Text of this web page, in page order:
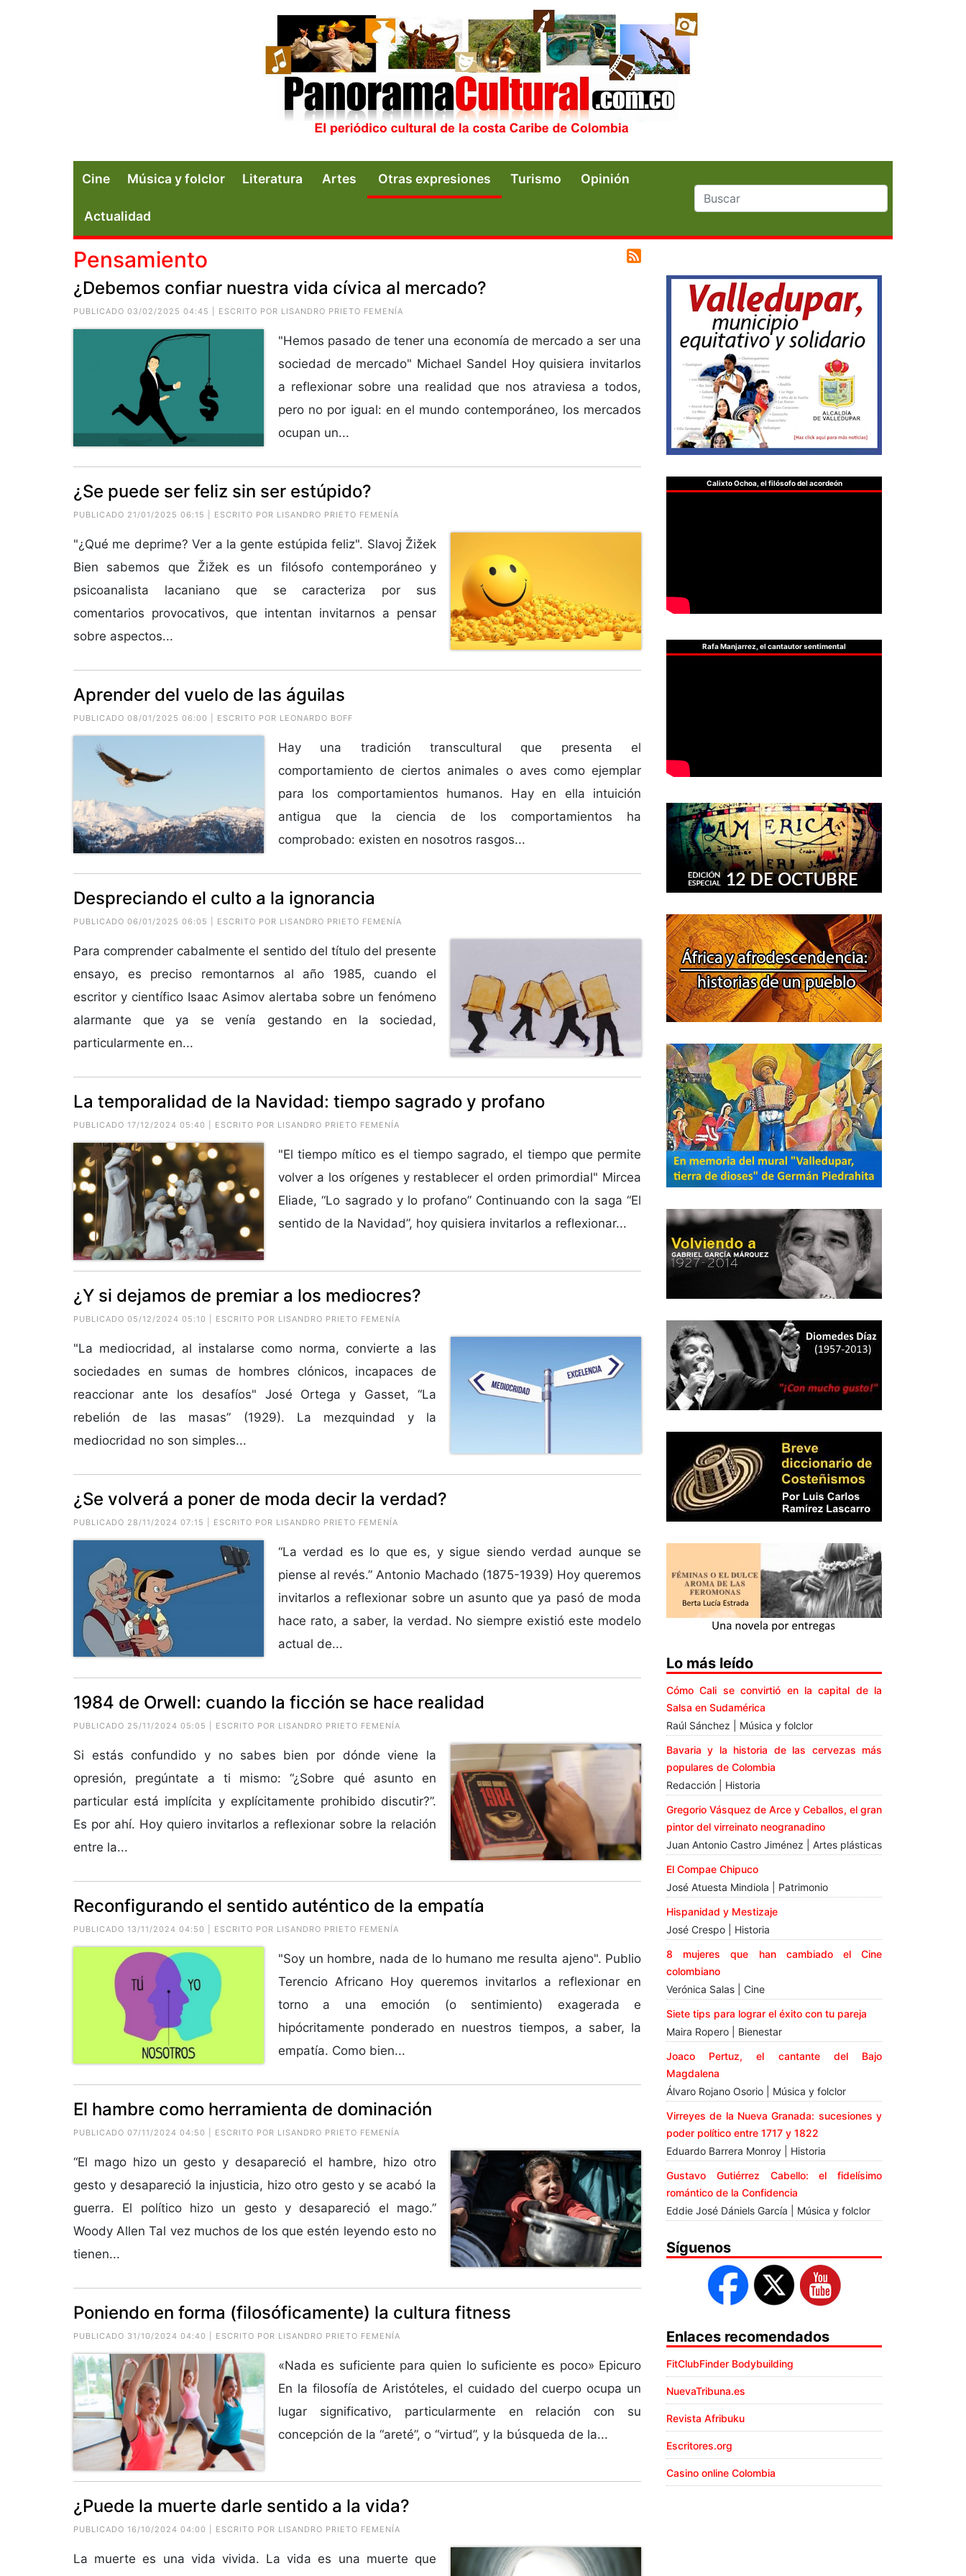
Cine Música y folclor Literatura Artes Otras expresiones Turismo Opinión
Actualidad
Pensamiento
¿Debemos confiar nuestra vida cívica al mercado?
PUBLICADO 03/02/2025 04:45 | ESCRITO POR LISANDRO PRIETO FEMENÍA
"Hemos pasado de tener una economía de mercado a ser una
sociedad de mercado" Michael Sandel Hoy quisiera invitarlos
a reflexionar sobre una realidad que nos atraviesa a todos,
pero no por igual: en el mundo contemporáneo, los mercados
ocupan un...
¿Se puede ser feliz sin ser estúpido?
PUBLICADO 21/01/2025 06:15 | ESCRITO POR LISANDRO PRIETO FEMENÍA
"¿Qué me deprime? Ver a la gente estúpida feliz". Slavoj Žižek
Bien sabemos que Žižek es un filósofo contemporáneo y
psicoanalista lacaniano que se caracteriza por sus
comentarios provocativos, que intentan invitarnos a pensar
sobre aspectos...
Aprender del vuelo de las águilas
PUBLICADO 08/01/2025 06:00 | ESCRITO POR LEONARDO BOFF
Hay una tradición transcultural que presenta el
comportamiento de ciertos animales o aves como ejemplar
para los comportamientos humanos. Hay en ella intuición
antigua que la ciencia de los comportamientos ha
comprobado: existen en nosotros rasgos...
Despreciando el culto a la ignorancia
PUBLICADO 06/01/2025 06:05 | ESCRITO POR LISANDRO PRIETO FEMENÍA
Para comprender cabalmente el sentido del título del presente
ensayo, es preciso remontarnos al año 1985, cuando el
escritor y científico Isaac Asimov alertaba sobre un fenómeno
alarmante que ya se venía gestando en la sociedad,
particularmente en...
La temporalidad de la Navidad: tiempo sagrado y profano
PUBLICADO 17/12/2024 05:40 | ESCRITO POR LISANDRO PRIETO FEMENÍA
"El tiempo mítico es el tiempo sagrado, el tiempo que permite
volver a los orígenes y restablecer el orden primordial" Mircea
Eliade, “Lo sagrado y lo profano” Continuando con la saga “El
sentido de la Navidad”, hoy quisiera invitarlos a reflexionar...
¿Y si dejamos de premiar a los mediocres?
PUBLICADO 05/12/2024 05:10 | ESCRITO POR LISANDRO PRIETO FEMENÍA
"La mediocridad, al instalarse como norma, convierte a las
sociedades en sumas de hombres clónicos, incapaces de
reaccionar ante los desafíos" José Ortega y Gasset, “La
rebelión de las masas” (1929). La mezquindad y la
mediocridad no son simples...
¿Se volverá a poner de moda decir la verdad?
PUBLICADO 28/11/2024 07:15 | ESCRITO POR LISANDRO PRIETO FEMENÍA
“La verdad es lo que es, y sigue siendo verdad aunque se
piense al revés.” Antonio Machado (1875-1939) Hoy queremos
invitarlos a reflexionar sobre un asunto que ya pasó de moda
hace rato, a saber, la verdad. No siempre existió este modelo
actual de...
1984 de Orwell: cuando la ficción se hace realidad
PUBLICADO 25/11/2024 05:05 | ESCRITO POR LISANDRO PRIETO FEMENÍA
Si estás confundido y no sabes bien por dónde viene la
opresión, pregúntate a ti mismo: “¿Sobre qué asunto en
particular está implícita y explícitamente prohibido discutir?”.
Es por ahí. Hoy quiero invitarlos a reflexionar sobre la relación
entre la...
Reconfigurando el sentido auténtico de la empatía
PUBLICADO 13/11/2024 04:50 | ESCRITO POR LISANDRO PRIETO FEMENÍA
"Soy un hombre, nada de lo humano me resulta ajeno". Publio
Terencio Africano Hoy queremos invitarlos a reflexionar en
torno a una emoción (o sentimiento) exagerada e
hipócritamente ponderado en nuestros tiempos, a saber, la
empatía. Como bien...
El hambre como herramienta de dominación
PUBLICADO 07/11/2024 04:50 | ESCRITO POR LISANDRO PRIETO FEMENÍA
“El mago hizo un gesto y desapareció el hambre, hizo otro
gesto y desapareció la injusticia, hizo otro gesto y se acabó la
guerra. El político hizo un gesto y desapareció el mago.”
Woody Allen Tal vez muchos de los que estén leyendo esto no
tienen...
Poniendo en forma (filosóficamente) la cultura fitness
PUBLICADO 31/10/2024 04:40 | ESCRITO POR LISANDRO PRIETO FEMENÍA
«Nada es suficiente para quien lo suficiente es poco» Epicuro
En la filosofía de Aristóteles, el cuidado del cuerpo ocupa un
lugar significativo, particularmente en relación con su
concepción de la “areté”, o “virtud”, y la búsqueda de la...
¿Puede la muerte darle sentido a la vida?
PUBLICADO 16/10/2024 04:00 | ESCRITO POR LISANDRO PRIETO FEMENÍA
La muerte es una vida vivida. La vida es una muerte que
Calixto Ochoa, el filósofo del acordeón
Rafa Manjarrez, el cantautor sentimental
Lo más leído
Cómo Cali se convirtió en la capital de la
Salsa en Sudamérica
Raúl Sánchez | Música y folclor
Bavaria y la historia de las cervezas más
populares de Colombia
Redacción | Historia
Gregorio Vásquez de Arce y Ceballos, el gran
pintor del virreinato neogranadino
Juan Antonio Castro Jiménez | Artes plásticas
El Compae Chipuco
José Atuesta Mindiola | Patrimonio
Hispanidad y Mestizaje
José Crespo | Historia
8 mujeres que han cambiado el Cine
colombiano
Verónica Salas | Cine
Siete tips para lograr el éxito con tu pareja
Maira Ropero | Bienestar
Joaco Pertuz, el cantante del Bajo
Magdalena
Álvaro Rojano Osorio | Música y folclor
Virreyes de la Nueva Granada: sucesiones y
poder político entre 1717 y 1822
Eduardo Barrera Monroy | Historia
Gustavo Gutiérrez Cabello: el fidelísimo
romántico de la Confidencia
Eddie José Dániels García | Música y folclor
Síguenos
Enlaces recomendados
FitClubFinder Bodybuilding
NuevaTribuna.es
Revista Afribuku
Escritores.org
Casino online Colombia